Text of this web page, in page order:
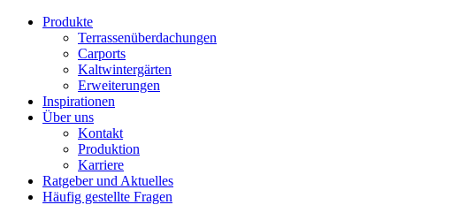
Produkte
Terrassenüberdachungen
Carports
Kaltwintergärten
Erweiterungen
Inspirationen
Über uns
Kontakt
Produktion
Karriere
Ratgeber und Aktuelles
Häufig gestellte Fragen